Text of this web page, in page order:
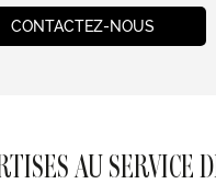
CONTACTEZ-NOUS
AU SERVICE